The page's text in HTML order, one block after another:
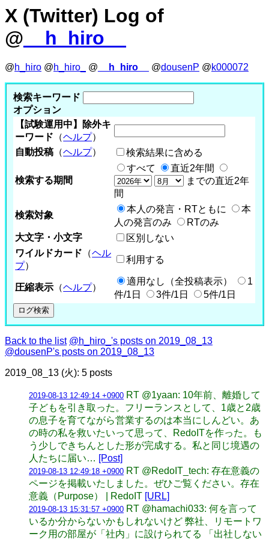
X (Twitter) Log of
@ __h_hiro__
@h_hiro @h_hiro_ @ __h_hiro__ @dousenP @k000072
検索キーワード
オプション
【試験運用中】除外キ
ーワード （ヘルプ）
自動投稿 （ヘルプ） 検索結果に含める
検索する期間
すべて
直近2年間
までの直近2年
間
検索対象
本人の発言・RTともに
本
人の発言のみ
RTのみ
大文字・小文字
区別しない
ワイルドカード （ヘル
プ）
利用する
圧縮表示 （ヘルプ）
適用なし（全投稿表示）
1
件/1日
3件/1日 5件/1日
Back to the list @h_hiro_'s posts on 2019_08_13
@dousenP's posts on 2019_08_13
2019_08_13 (火): 5 posts
2019-08-13 12:49:14 +0900 RT @1yaan: 10年前、離婚して
子どもを引き取った。フリーランスとして、1歳と2歳
の息子を育てながら営業するのは本当にしんどい。あ
の時の私を救いたいって思って、RedoITを作った。も
う少しできちんとした形が完成する。私と同じ境遇の
人たちに届い… [Post]
2019-08-13 12:49:18 +0900 RT @RedoIT_tech: 存在意義の
ページを掲載いたしました。ぜひご覧ください。存在
意義（Purpose） | RedoIT [URL]
2019-08-13 15:31:57 +0900 RT @hamachi033: 何を言って
いるか分からないかもしれないけど 弊社、リモートワ
ーク用の部屋が「社内」に設けられてる 「出社しない